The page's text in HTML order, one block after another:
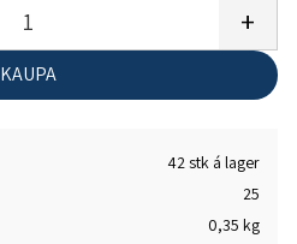
+
KAUPA
42 stk á lager
25
0,35 kg